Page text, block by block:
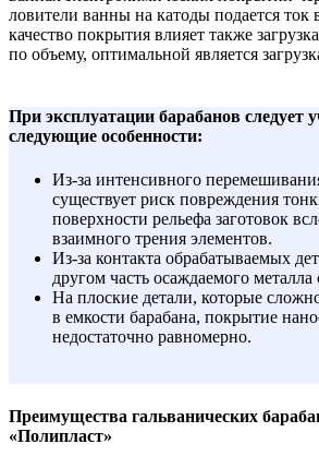
ловители ванны на катоды подается ток
качество покрытия влияет также
по объему, оптимальной является
При эксплуатации барабанов следует
следующие особенности:
Из-за интенсивного
существует риск повреждения
поверхности рельефа заготовок
взаимного трения элементов.
Из-за контакта обрабатываемых
другом часть осаждаемого металла
На плоские детали, которые
в емкости барабана, покрытие
недостаточно равномерно.
Преимущества гальванических
«Полипласт»